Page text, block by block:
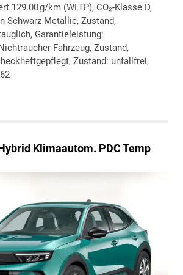
129.00 g/km (WLTP), CO₂-Klasse D,
Schwarz Metallic, Zustand,
Garantieleistung:
Fahrzeug, Zustand,
Zustand: unfallfrei,
drucken
Klimaautom. PDC Temp